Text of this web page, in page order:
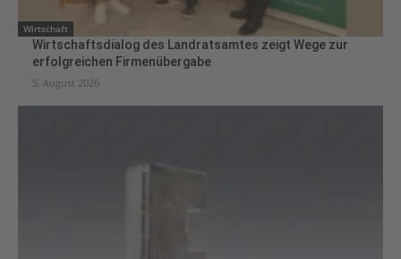
Wirtschaft
Wirtschaftsdialog des Landratsamtes zeigt Wege zur
erfolgreichen Firmenübergabe
5. August 2026